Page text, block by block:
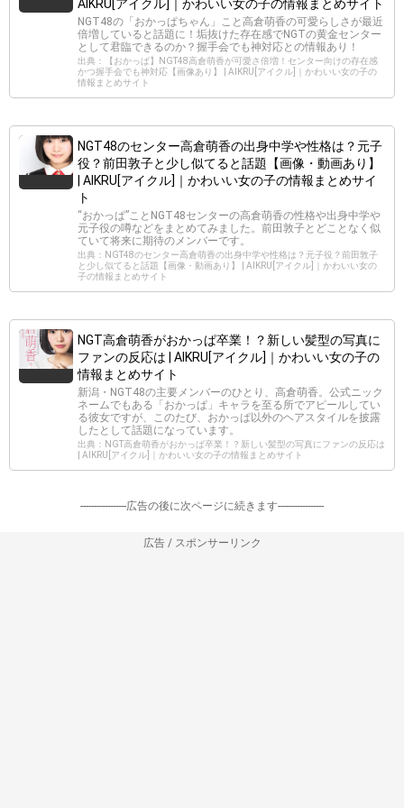
AIKRU[アイクル]｜かわいい女の子の情報まとめサイト
NGT48の「おかっぱちゃん」こと高倉萌香の可愛らしさが最近
倍増していると話題に！垢抜けた存在感でNGTの黄金センター
として君臨できるのか？握手会でも神対応との情報あり！
出典：【おかっぱ】NGT48高倉萌香が可愛さ倍増！センター向けの存在感
かつ握手会でも神対応【画像あり】 | AIKRU[アイクル]｜かわいい女の子の
情報まとめサイト
NGT48のセンター高倉萌香の出身中学や性格は？元子
役？前田敦子と少し似てると話題【画像・動画あり】
| AIKRU[アイクル]｜かわいい女の子の情報まとめサイ
ト
“おかっぱ”ことNGT48センターの高倉萌香の性格や出身中学や
元子役の噂などをまとめてみました。前田敦子とどことなく似
ていて将来に期待のメンバーです。
出典：NGT48のセンター高倉萌香の出身中学や性格は？元子役？前田敦子
と少し似てると話題【画像・動画あり】 | AIKRU[アイクル]｜かわいい女の
子の情報まとめサイト
NGT高倉萌香がおかっぱ卒業！？新しい髪型の写真に
ファンの反応は | AIKRU[アイクル]｜かわいい女の子の
情報まとめサイト
新潟・NGT48の主要メンバーのひとり、高倉萌香。公式ニック
ネームでもある「おかっぱ」キャラを至る所でアピールしてい
る彼女ですが、このたび、おかっぱ以外のヘアスタイルを披露
したとして話題になっています。
出典：NGT高倉萌香がおかっぱ卒業！？新しい髪型の写真にファンの反応は
| AIKRU[アイクル]｜かわいい女の子の情報まとめサイト
-----------------広告の後に次ページに続きます-----------------
広告 / スポンサーリンク